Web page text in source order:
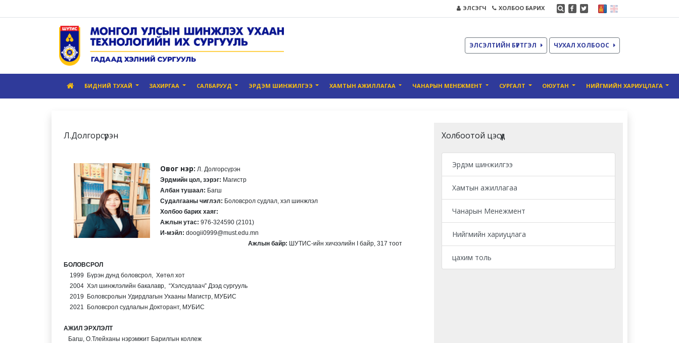
ЭЛСЭГЧ ХОЛБОО БАРИХ
ЭЛСЭЛТИЙН БҮРТГЭЛ ЧУХАЛ ХОЛБООС
БИДНИЙ ТУХАЙ ЗАХИРГАА САЛБАРУУД ЭРДЭМ ШИНЖИЛГЭЭ ХАМТЫН АЖИЛЛАГАА ЧАНАРЫН МЕНЕЖМЕНТ СУРГАЛТ ОЮУТАН НИЙГМИЙН ХАРИУЦЛАГА
Л.Долгорсүрэн
Овог нэр: Л. Долгорсүрэн
Эрдмийн цол, зэрэг: Магистр
Албан тушаал: Багш
Судалгааны чиглэл: Боловсрол судлал, хэл шинжлэл
Холбоо барих хаяг:
Ажлын утас: 976-324590 (2101)
И-мэйл: doogii0999@must.edu.mn
Ажлын байр: ШУТИС-ийн хичээлийн I байр, 317 тоот
БОЛОВСРОЛ
1999 Бүрэн дунд боловсрол, Хөтөл хот
2004 Хэл шинжлэлийн бакалавр, “Хэлсудлаач” Дээд сургууль
2019 Боловсролын Удирдлагын Ухааны Магистр, МУБИС
2021 Боловсрол судлалын Докторант, МУБИС
АЖИЛ ЭРХЛЭЛТ
Багш, О.Тлейханы нэрэмжит Барилгын коллеж
Холбоотой цэсүүд
Эрдэм шинжилгээ
Хамтын ажиллагаа
Чанарын Менежмент
Нийгмийн хариуцлага
цахим толь